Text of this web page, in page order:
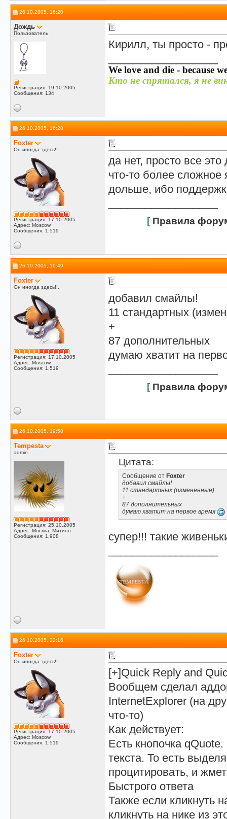
26.10.2005, 16:20
Дождь
Пользователь
Регистрация: 19.10.2005
Сообщения: 134
Кирилл, ты просто -
We love and die - because
Кто не спрятался, я не
26.10.2005, 16:28
Foxter
Он иногда здесь!!.
Регистрация: 17.10.2005
Адрес: Moscow
Сообщения: 1,519
да нет, просто все это
что-то более
дольше, ибо
[ Правила
26.10.2005, 19:49
Foxter
Он иногда здесь!!.
Регистрация: 17.10.2005
Адрес: Moscow
Сообщения: 1,519
добавил смайлы!
11 стандартных
+
87 дополнительных
думаю хватит на
[ Правила
26.10.2005, 19:58
Tempesta
admin
Регистрация: 25.10.2005
Адрес: Москва, Митино
Сообщения: 1,908
Цитата:
Сообщение от Foxter
добавил смайлы!
11 стандартных (измененные)
+
87 дополнительных
думаю хватит на первое время
супер!!! такие
26.10.2005, 22:16
Foxter
Он иногда здесь!!.
Регистрация: 17.10.2005
Адрес: Moscow
Сообщения: 1,519
[+]Quick Reply and
Вообщем сделал
InternetExplorer (на
что-то)
Как действует:
Есть кнопочка
текста. То есть
процитировать, и
Быстрого ответа
Также если кликнуть
кликнуть на нике из